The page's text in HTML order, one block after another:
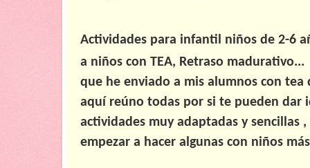
Actividades para infantil niños de 2-6
a niños con TEA, Retraso
que he enviado a mis alumnos con
aquí reúno todas por si te pueden dar
actividades muy adaptadas y sencillas
empezar a hacer algunas con niños